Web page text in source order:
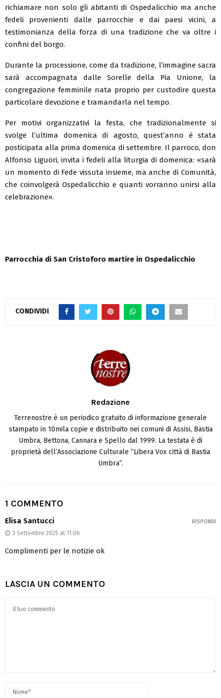
richiamare non solo gli abitanti di Ospedalicchio ma anche
fedeli provenienti dalle parrocchie e dai paesi vicini, a
testimonianza della forza di una tradizione che va oltre i
confini del borgo.
Durante la processione, come da tradizione, l’immagine sacra
sarà accompagnata dalle Sorelle della Pia Unione, la
congregazione femminile nata proprio per custodire questa
particolare devozione e tramandarla nel tempo.
Per motivi organizzativi la festa, che tradizionalmente si
svolge l’ultima domenica di agosto, quest’anno è stata
posticipata alla prima domenica di settembre. Il parroco, don
Alfonso Liguori, invita i fedeli alla liturgia di domenica: «sarà
un momento di Fede vissuta insieme, ma anche di Comunità,
che coinvolgerà Ospedalicchio e quanti vorranno unirsi alla
celebrazione».
Parrocchia di San Cristoforo martire in Ospedalicchio
CONDIVIDI
Redazione
Terrenostre è un periodico gratuito di informazione generale
stampato in 10mila copie e distribuito nei comuni di Assisi, Bastia
Umbra, Bettona, Cannara e Spello dal 1999. La testata è di
proprietà dell’Associazione Culturale “Libera Vox città di Bastia
Umbra”.
1 COMMENTO
Elisa Santucci
3 Settembre 2025 at 11:06
Complimenti per le notizie ok
RISPONDI
LASCIA UN COMMENTO